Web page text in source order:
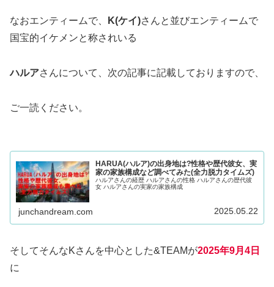
なおエンティームで、 K(ケイ)さんと並びエンティームで
国宝的イケメンと称されいる
ハルアさんについて、次の記事に記載しておりますので、
ご一読ください。
HARUA(ハルア)の出身地は?性格や歴代彼女、実
家の家族構成など調べてみた(全力脱力タイムズ)
ハルアさんの経歴 ハルアさんの性格 ハルアさんの歴代彼
女 ハルアさんの実家の家族構成
junchandream.com 2025.05.22
そしてそんなKさんを中心とした&TEAMが2025年9月4日
に